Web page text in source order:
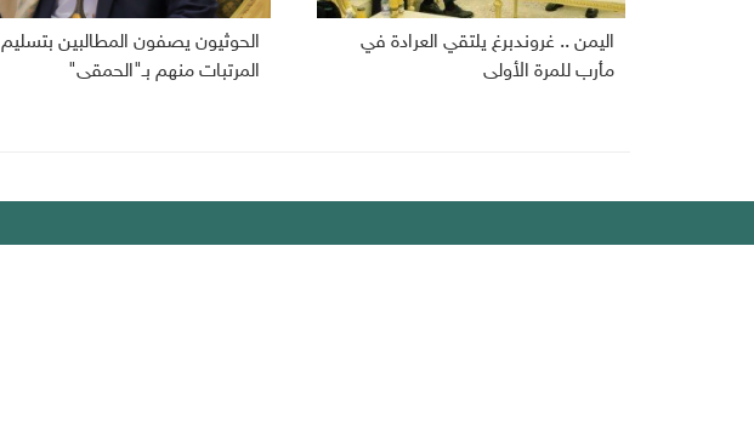
اليمن .. غروندبرغ يلتقي العرادة في
مأرب للمرة الأولى
الحوثيون يصفون المطالبين بتسليم
المرتبات منهم بـ"الحمقى"